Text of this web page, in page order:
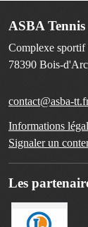
ASBA
Complexe sportif
78390 Bois-
contact@asba-
Informations
Signaler un
Les